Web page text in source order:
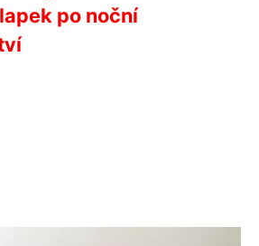
po noční